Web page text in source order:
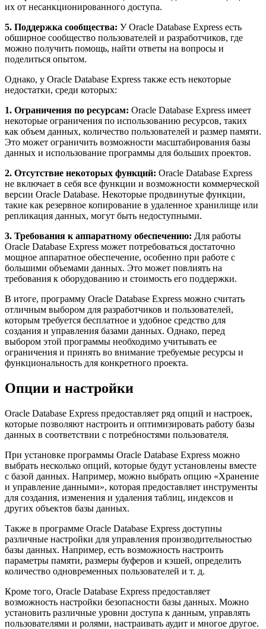
их от несанкционированного доступа.
5. Поддержка сообщества: У Oracle Database Express есть
обширное сообщество пользователей и разработчиков, где
можно получить помощь, найти ответы на вопросы и
поделиться опытом.
Однако, у Oracle Database Express также есть некоторые
недостатки, среди которых:
1. Ограничения по ресурсам: Oracle Database Express имеет
некоторые ограничения по использованию ресурсов, таких
как объем данных, количество пользователей и размер памяти.
Это может ограничить возможности масштабирования базы
данных и использование программы для больших проектов.
2. Отсутствие некоторых функций: Oracle Database Express
не включает в себя все функции и возможности коммерческой
версии Oracle Database. Некоторые продвинутые функции,
такие как резервное копирование в удаленное хранилище или
репликация данных, могут быть недоступными.
3. Требования к аппаратному обеспечению: Для работы
Oracle Database Express может потребоваться достаточно
мощное аппаратное обеспечение, особенно при работе с
большими объемами данных. Это может повлиять на
требования к оборудованию и стоимость его поддержки.
В итоге, программу Oracle Database Express можно считать
отличным выбором для разработчиков и пользователей,
которым требуется бесплатное и удобное средство для
создания и управления базами данных. Однако, перед
выбором этой программы необходимо учитывать ее
ограничения и принять во внимание требуемые ресурсы и
функциональность для конкретного проекта.
Опции и настройки
Oracle Database Express предоставляет ряд опций и настроек,
которые позволяют настроить и оптимизировать работу базы
данных в соответствии с потребностями пользователя.
При установке программы Oracle Database Express можно
выбрать несколько опций, которые будут установлены вместе
с базой данных. Например, можно выбрать опцию «Хранение
и управление данными», которая предоставляет инструменты
для создания, изменения и удаления таблиц, индексов и
других объектов базы данных.
Также в программе Oracle Database Express доступны
различные настройки для управления производительностью
базы данных. Например, есть возможность настроить
параметры памяти, размеры буферов и кэшей, определить
количество одновременных пользователей и т. д.
Кроме того, Oracle Database Express предоставляет
возможность настройки безопасности базы данных. Можно
установить различные уровни доступа к данным, управлять
пользователями и ролями, настраивать аудит и многое другое.